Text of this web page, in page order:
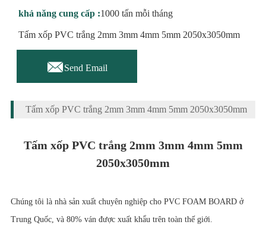
khả năng cung cấp :1000 tấn mỗi tháng
Tấm xốp PVC trắng 2mm 3mm 4mm 5mm 2050x3050mm
Send Email
Tấm xốp PVC trắng 2mm 3mm 4mm 5mm 2050x3050mm
Tấm xốp PVC trắng 2mm 3mm 4mm 5mm
2050x3050mm
Chúng tôi là nhà sản xuất chuyên nghiệp cho PVC FOAM BOARD ở
Trung Quốc, và 80% ván được xuất khẩu trên toàn thế giới.